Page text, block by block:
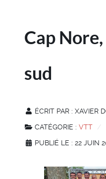
Cap
sud
ÉCRIT PAR : XAVIER
CATÉGORIE : VTT
PUBLIÉ LE : 22 JUIN